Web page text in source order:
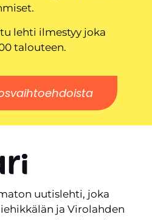
lehti ilmestyy joka
talouteen.
uutislehti, joka
ja Virolahden